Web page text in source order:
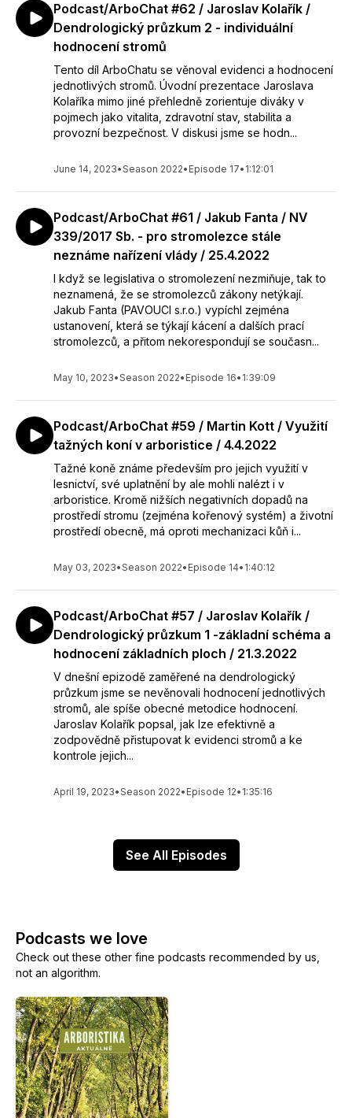
Podcast/ArboChat #62 / Jaroslav Kolařík /
Dendrologický průzkum 2 - individuální
hodnocení stromů
Tento díl ArboChatu se věnoval evidenci a hodnocení
jednotlivých stromů. Úvodní prezentace Jaroslava
Kolaříka mimo jiné přehledně zorientuje diváky v
pojmech jako vitalita, zdravotní stav, stabilita a
provozní bezpečnost. V diskusi jsme se hodn...
June 14, 2023•Season 2022• Episode 17• 1:12:01
Podcast/ArboChat #61 / Jakub Fanta / NV
339/2017 Sb. - pro stromolezce stále
neznáme nařízení vlády / 25.4.2022
I když se legislativa o stromolezení nezmiňuje, tak to
neznamená, že se stromolezců zákony netýkají.
Jakub Fanta (PAVOUCI s.r.o.) vypíchl zejména
ustanovení, která se týkají kácení a dalších prací
stromolezců, a přitom nekorespondují se současn...
May 10, 2023•Season 2022• Episode 16• 1:39:09
Podcast/ArboChat #59 / Martin Kott / Využití
tažných koní v arboristice / 4.4.2022
Tažné koně známe především pro jejich využití v
lesnictví, své uplatnění by ale mohli nalézt i v
arboristice. Kromě nižších negativních dopadů na
prostředí stromu (zejména kořenový systém) a životní
prostředí obecně, má oproti mechanizaci kůň i...
May 03, 2023•Season 2022• Episode 14• 1:40:12
Podcast/ArboChat #57 / Jaroslav Kolařík /
Dendrologický průzkum 1 -základní schéma a
hodnocení základních ploch / 21.3.2022
V dnešní epizodě zaměřené na dendrologický
průzkum jsme se nevěnovali hodnocení jednotlivých
stromů, ale spíše obecné metodice hodnocení.
Jaroslav Kolařík popsal, jak lze efektivně a
zodpovědně přistupovat k evidenci stromů a ke
kontrole jejich...
April 19, 2023•Season 2022• Episode 12• 1:35:16
See All Episodes
Podcasts we love
Check out these other fine podcasts recommended by us,
not an algorithm.